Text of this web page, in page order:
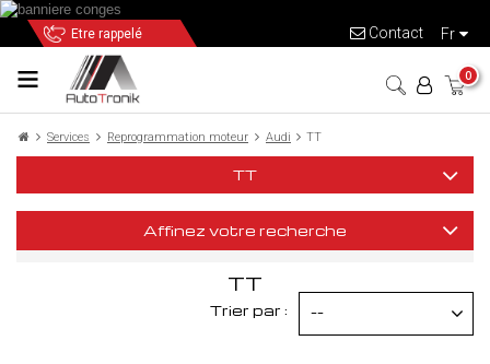
Etre rappelé fr
Contact
0
Services Reprogrammation moteur Audi TT
TT
Affinez votre recherche
TT
Trier par : --